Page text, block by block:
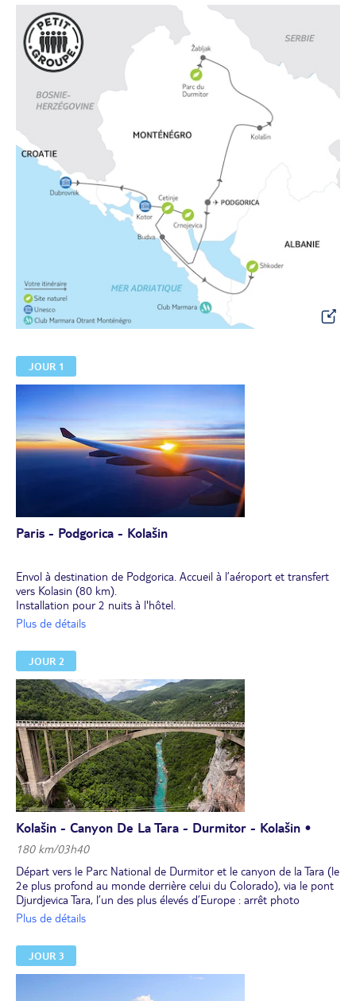
JOUR 1
Paris - Podgorica - Kolašin
Envol à destination de Podgorica. Accueil à l’aéroport et transfert
vers Kolasin (80 km).
Installation pour 2 nuits à l'hôtel.
Dîner et nuit à l’hôtel.
Plus de détails
JOUR 2
Kolašin - Canyon De La Tara - Durmitor - Kolašin •
180 km/03h40
Départ vers le Parc National de Durmitor et le canyon de la Tara (le
2e plus profond au monde derrière celui du Colorado), via le pont
Djurdjevica Tara, l’un des plus élevés d’Europe : arrêt photo
incontournable à 149 m au-dessus de la rivière !
Puis, ascension sur le plateau de Zabljak à 1 450 m d’altitude pour
une balade jusqu’au lac Noir. Le plus grands des 18 lacs d’origine
glacière, situé au cœur du parc national du Durmitor, est entouré
Plus de détails
JOUR 3